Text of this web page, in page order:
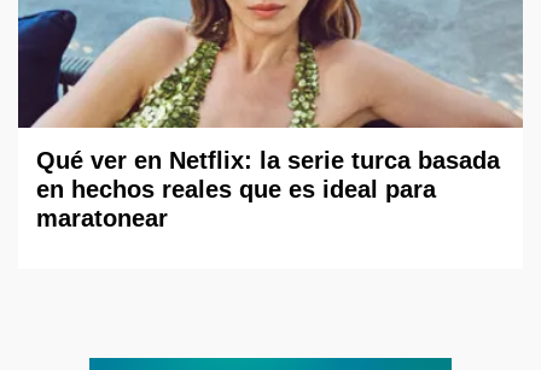
Qué ver en Netflix: la serie turca basada
en hechos reales que es ideal para
maratonear